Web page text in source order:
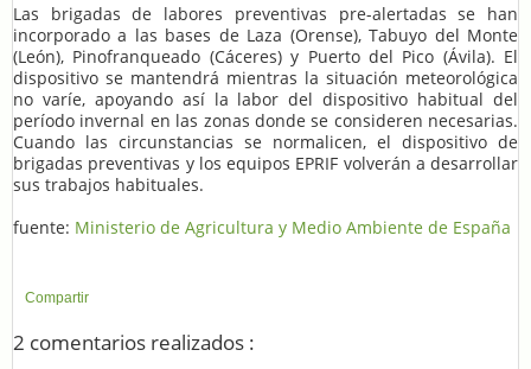
Las brigadas de labores preventivas pre-alertadas se han
incorporado a las bases de Laza (Orense), Tabuyo del Monte
(León), Pinofranqueado (Cáceres) y Puerto del Pico (Ávila). El
dispositivo se mantendrá mientras la situación meteorológica
no varíe, apoyando así la labor del dispositivo habitual del
período invernal en las zonas donde se consideren necesarias.
Cuando las circunstancias se normalicen, el dispositivo de
brigadas preventivas y los equipos EPRIF volverán a desarrollar
sus trabajos habituales.
fuente: Ministerio de Agricultura y Medio Ambiente de España
Compartir
2 comentarios realizados :